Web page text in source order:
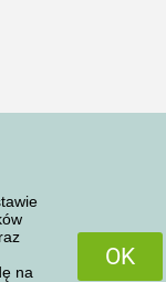
na
OK